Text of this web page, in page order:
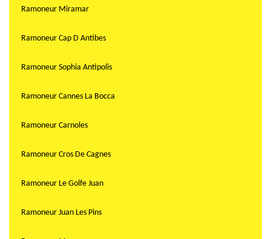
Ramoneur Miramar
Ramoneur Cap D Antibes
Ramoneur Sophia Antipolis
Ramoneur Cannes La Bocca
Ramoneur Carnoles
Ramoneur Cros De Cagnes
Ramoneur Le Golfe Juan
Ramoneur Juan Les Pins